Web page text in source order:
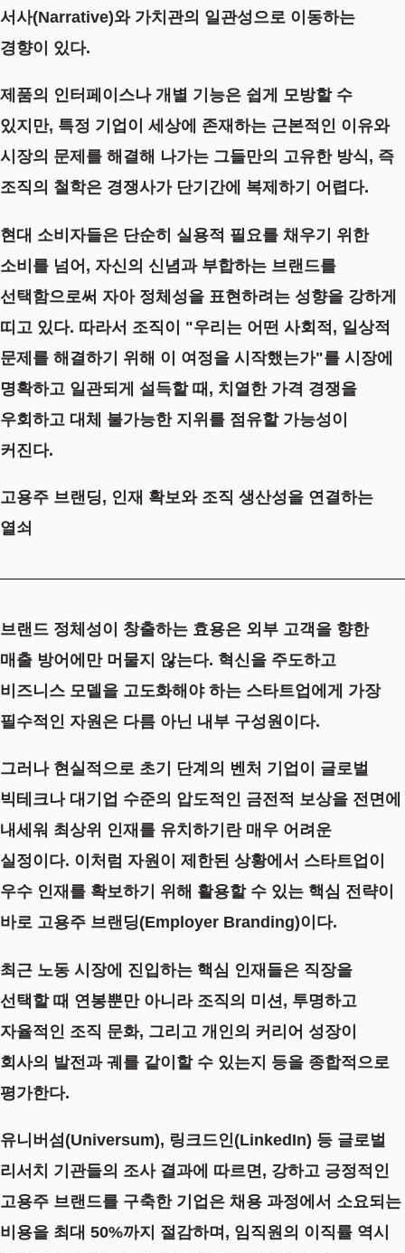
서사(Narrative)와 가치관의 일관성으로 이동하는
경향이 있다.
제품의 인터페이스나 개별 기능은 쉽게 모방할 수
있지만, 특정 기업이 세상에 존재하는 근본적인 이유와
시장의 문제를 해결해 나가는 그들만의 고유한 방식, 즉
조직의 철학은 경쟁사가 단기간에 복제하기 어렵다.
현대 소비자들은 단순히 실용적 필요를 채우기 위한
소비를 넘어, 자신의 신념과 부합하는 브랜드를
선택함으로써 자아 정체성을 표현하려는 성향을 강하게
띠고 있다. 따라서 조직이 "우리는 어떤 사회적, 일상적
문제를 해결하기 위해 이 여정을 시작했는가"를 시장에
명확하고 일관되게 설득할 때, 치열한 가격 경쟁을
우회하고 대체 불가능한 지위를 점유할 가능성이
커진다.
고용주 브랜딩, 인재 확보와 조직 생산성을 연결하는
열쇠
브랜드 정체성이 창출하는 효용은 외부 고객을 향한
매출 방어에만 머물지 않는다. 혁신을 주도하고
비즈니스 모델을 고도화해야 하는 스타트업에게 가장
필수적인 자원은 다름 아닌 내부 구성원이다.
그러나 현실적으로 초기 단계의 벤처 기업이 글로벌
빅테크나 대기업 수준의 압도적인 금전적 보상을 전면에
내세워 최상위 인재를 유치하기란 매우 어려운
실정이다. 이처럼 자원이 제한된 상황에서 스타트업이
우수 인재를 확보하기 위해 활용할 수 있는 핵심 전략이
바로 고용주 브랜딩(Employer Branding)이다.
최근 노동 시장에 진입하는 핵심 인재들은 직장을
선택할 때 연봉뿐만 아니라 조직의 미션, 투명하고
자율적인 조직 문화, 그리고 개인의 커리어 성장이
회사의 발전과 궤를 같이할 수 있는지 등을 종합적으로
평가한다.
유니버섬(Universum), 링크드인(LinkedIn) 등 글로벌
리서치 기관들의 조사 결과에 따르면, 강하고 긍정적인
고용주 브랜드를 구축한 기업은 채용 과정에서 소요되는
비용을 최대 50%까지 절감하며, 임직원의 이직률 역시